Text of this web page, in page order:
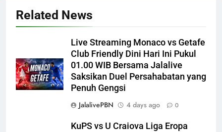
Related News
Live Streaming Monaco vs Getafe
Club Friendly Dini Hari Ini Pukul
01.00 WIB Bersama Jalalive
Saksikan Duel Persahabatan yang
Penuh Gengsi
JalalivePBN
4 days ago 0
KuPS vs U Craiova Liga Eropa